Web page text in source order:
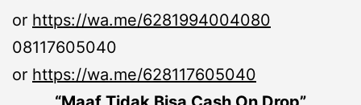
or https://wa.me/6281994004080
08117605040
or https://wa.me/628117605040